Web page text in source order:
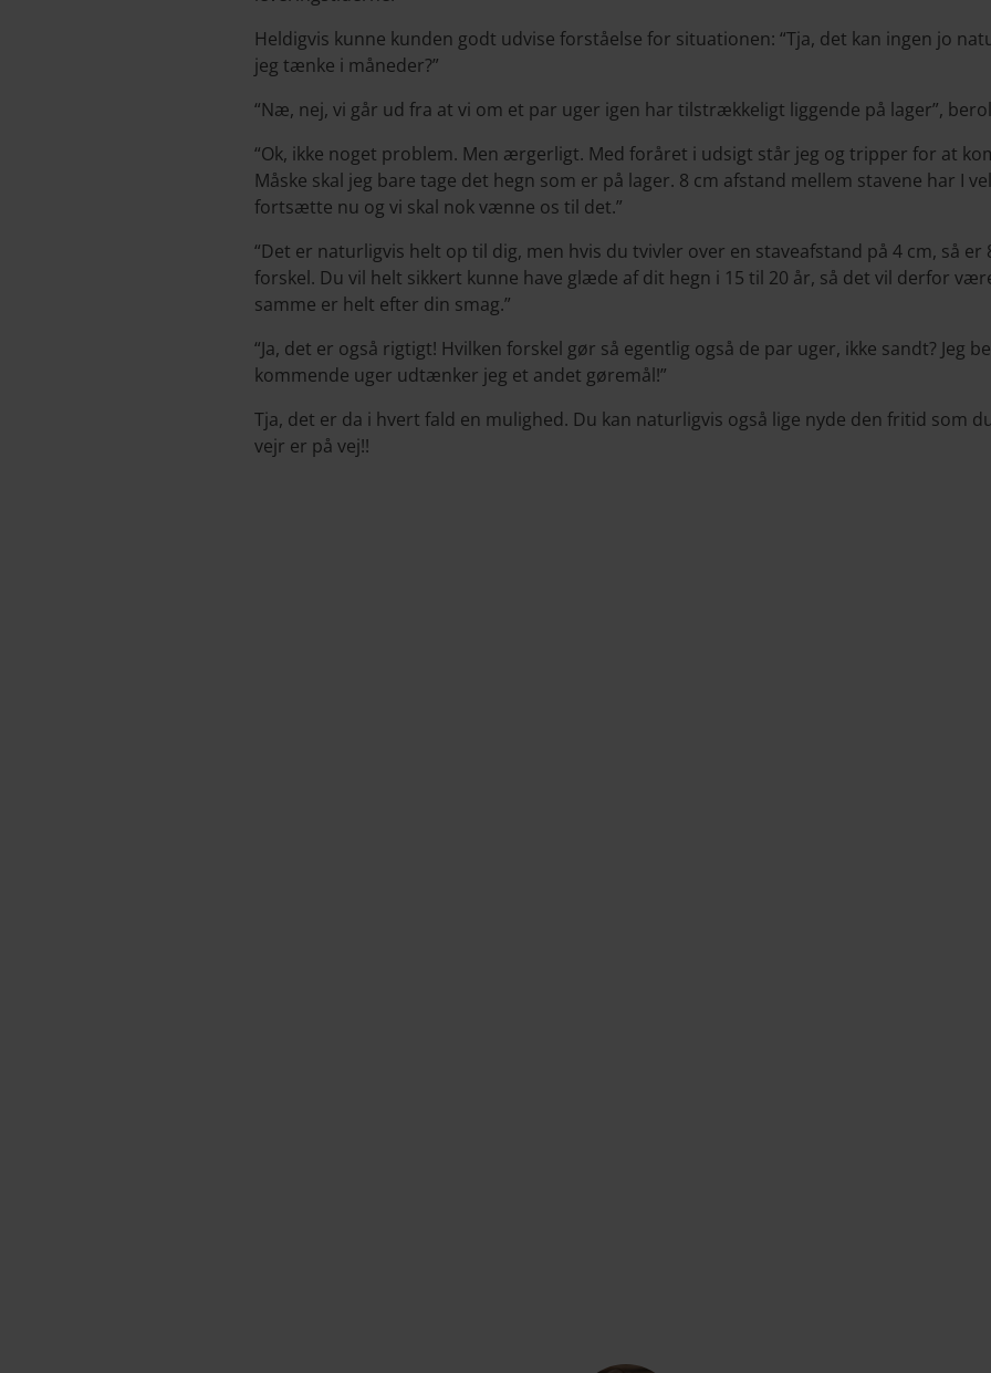
Heldigvis kunne kunden godt udvise forståelse for situationen: “Tja, det kan ingen jo
jeg tænke i måneder?”
“Næ, nej, vi går ud fra at vi om et par uger igen har tilstrækkeligt liggende på lager”,
“Ok, ikke noget problem. Men ærgerligt. Med foråret i udsigt står jeg og tripper for at
Måske skal jeg bare tage det hegn som er på lager. 8 cm afstand mellem stavene har I
fortsætte nu og vi skal nok vænne os til det.”
“Det er naturligvis helt op til dig, men hvis du tvivler over en staveafstand på 4 cm, så
forskel. Du vil helt sikkert kunne have glæde af dit hegn i 15 til 20 år, så det vil derfor
samme er helt efter din smag.”
“Ja, det er også rigtigt! Hvilken forskel gør så egentlig også de par uger, ikke sandt? Jeg
kommende uger udtænker jeg et andet gøremål!”
Tja, det er da i hvert fald en mulighed. Du kan naturligvis også lige nyde den fritid som
vejr er på vej!!